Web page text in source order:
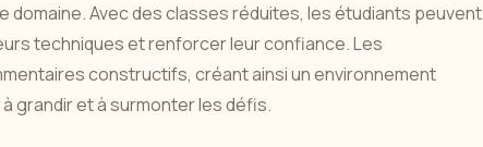
Avec des classes réduites, les étudiants peuvent
techniques et renforcer leur confiance. Les
constructifs, créant ainsi un environnement
grandir et à surmonter les défis.